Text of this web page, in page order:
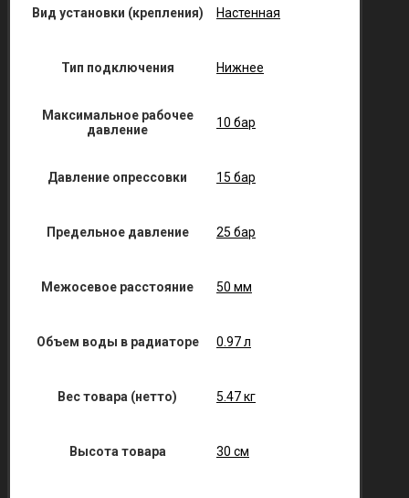
Вид установки (крепления) Настенная
Тип подключения Нижнее
Максимальное рабочее
давление
10 бар
Давление опрессовки 15 бар
Предельное давление 25 бар
Межосевое расстояние 50 мм
Объем воды в радиаторе 0.97 л
Вес товара (нетто) 5.47 кг
Высота товара 30 см